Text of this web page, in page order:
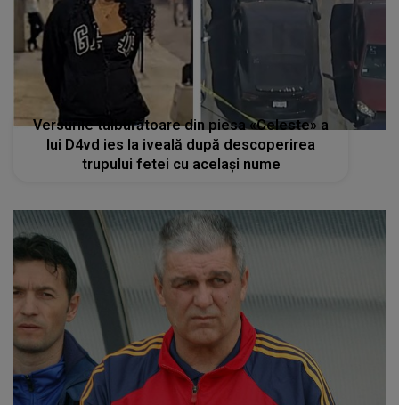
Versurile tulburătoare din piesa «Celeste» a
lui D4vd ies la iveală după descoperirea
trupului fetei cu același nume